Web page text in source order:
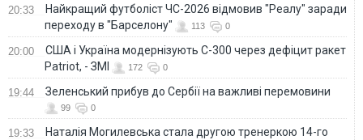
20:33
Найкращий футболіст ЧС-2026 відмовив "Реалу" заради
переходу в "Барселону"
113 0
20:00
США і Україна модернізують С-300 через дефіцит ракет
Patriot, - ЗМІ
172 0
19:44 Зеленський прибув до Сербії на важливі перемовини
99 0
19:33
Наталія Могилевська стала другою тренеркою 14-го